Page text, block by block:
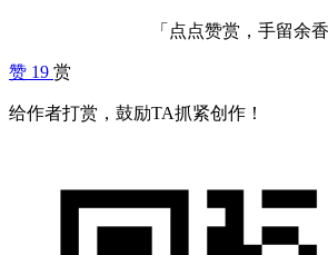
「点点赞赏，手留余香
赞 19 赏
给作者打赏，鼓励TA抓紧创作！